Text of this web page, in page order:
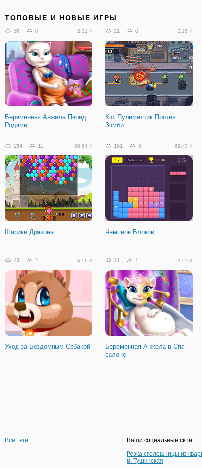
ТОПОВЫЕ И НОВЫЕ ИГРЫ
30 0 2.31 K
Беременная Анжела Перед
Родами
21 0 2.26 K
Кот Пулеметчик Против
Зомби
294 11 86.64 K
Шарики Дракона
161 6 69.43 K
Чемпион Блоков
43 2 4.56 K
Уход за Бездомным Собакой
21 1 3.07 K
Беременная Анжела в Спа-
салоне
Все теги
Наши социальные сети
Резка столешницы из
м. Тушинская